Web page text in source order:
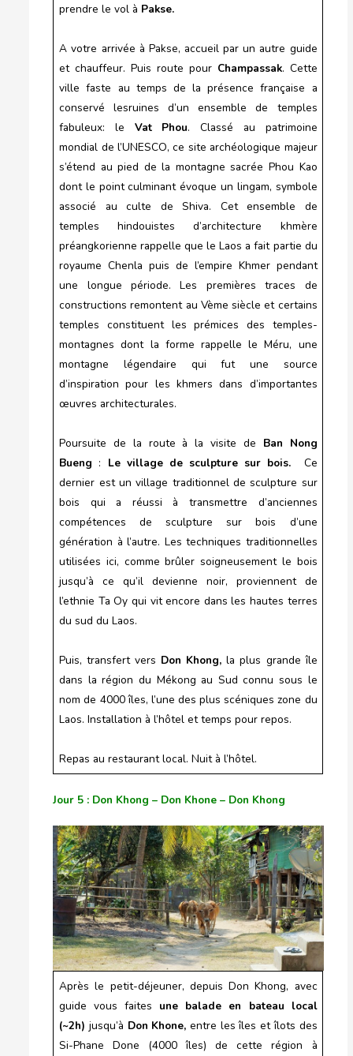
prendre le vol à Pakse.
A votre arrivée à Pakse, accueil par un autre guide
et chauffeur. Puis route pour Champassak. Cette
ville faste au temps de la présence française a
conservé lesruines d’un ensemble de temples
fabuleux: le Vat Phou. Classé au patrimoine
mondial de l’UNESCO, ce site archéologique majeur
s’étend au pied de la montagne sacrée Phou Kao
dont le point culminant évoque un lingam, symbole
associé au culte de Shiva. Cet ensemble de
temples hindouistes d’architecture khmère
préangkorienne rappelle que le Laos a fait partie du
royaume Chenla puis de l’empire Khmer pendant
une longue période. Les premières traces de
constructions remontent au Vème siècle et certains
temples constituent les prémices des temples-
montagnes dont la forme rappelle le Méru, une
montagne légendaire qui fut une source
d’inspiration pour les khmers dans d’importantes
œuvres architecturales.
Poursuite de la route à la visite de Ban Nong
Bueng : Le village de sculpture sur bois.
Ce
dernier est un village traditionnel de sculpture sur
bois qui a réussi à transmettre d’anciennes
compétences de sculpture sur bois d’une
génération à l’autre. Les techniques traditionnelles
utilisées ici, comme brûler soigneusement le bois
jusqu’à ce qu’il devienne noir, proviennent de
l’ethnie Ta Oy qui vit encore dans les hautes terres
du sud du Laos.
Puis, transfert vers Don Khong,la plus grande île
dans la région du Mékong au Sud connu sous le
nom de 4000 îles, l’une des plus scéniques zone du
Laos. Installation à l’hôtel et temps pour repos.
Repas au restaurant local. Nuit à l’hôtel.
Jour 5 : Don Khong – Don Khone – Don Khong
Après le petit-déjeuner, depuis Don Khong, avec
guide vous faites une balade en bateau local
(~2h) jusqu’à Don Khone,entre les îles et îlots des
Si-Phane Done (4000 îles) de cette région à